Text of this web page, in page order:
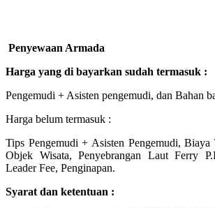
Penyewaan Armada
Harga yang di bayarkan sudah termasuk :
Pengemudi + Asisten pengemudi, dan Bahan
Harga belum termasuk :
Tips Pengemudi + Asisten Pengemudi, Biaya
Objek Wisata, Penyebrangan Laut Ferry
Leader Fee, Penginapan.
Syarat dan ketentuan :